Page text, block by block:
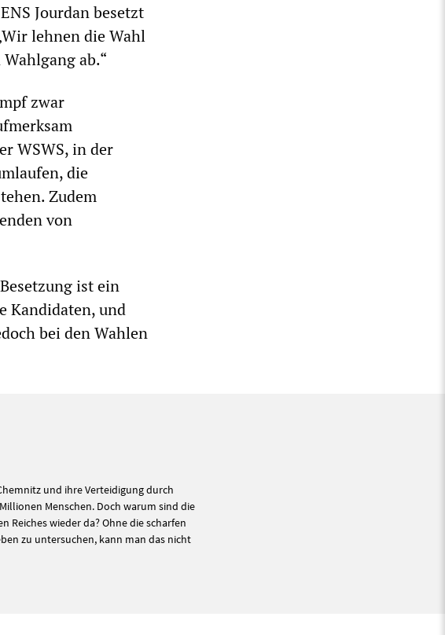
Jourdan besetzt
lehnen die Wahl
ab.“
zwar
WSWS, in der
die
Zudem
von
ist ein
Kandidaten, und
bei den Wahlen
und ihre Verteidigung durch
Menschen. Doch warum sind die
Reiches wieder da? Ohne die scharfen
zu untersuchen, kann man das nicht